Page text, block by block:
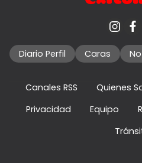
Diario Perfil Caras
Canales RSS Quienes
Privacidad
Equipo